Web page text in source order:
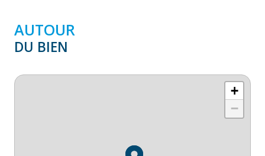
AUTOUR
DU BIEN
+
−